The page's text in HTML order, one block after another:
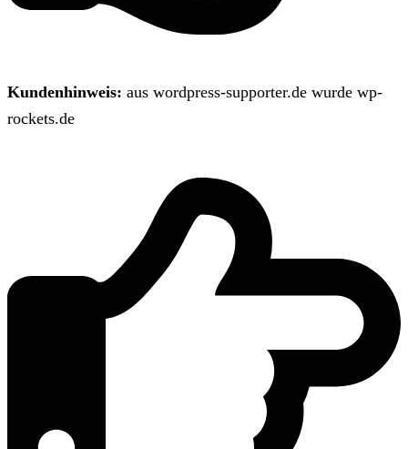
Kundenhinweis: aus wordpress-supporter.de wurde wp-
rockets.de